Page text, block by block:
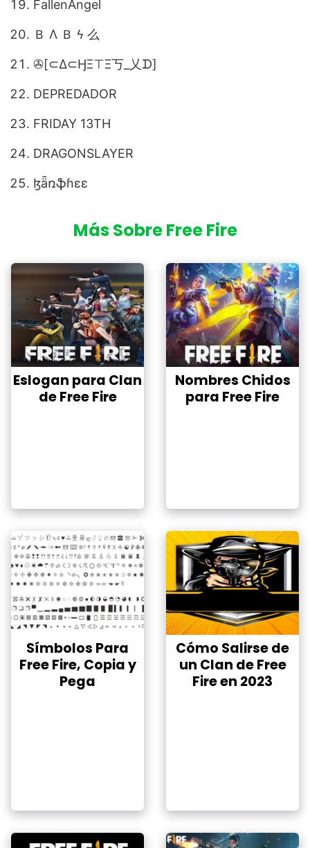
FallenAngel
Ｂ Λ Ｂ ϟ 么
✇[⊂∆⊂ӇΞ⊤Ξ丂_乂ᗪ]
DEPREDADOR
FRIDAY 13TH
DRAGONSLAYER
ɮǟռֆɦɛɛ
Más Sobre Free Fire
Eslogan para Clan
de Free Fire
Nombres Chidos
para Free Fire
Símbolos Para
Free Fire, Copia y
Pega
Cómo Salirse de
un Clan de Free
Fire en 2023